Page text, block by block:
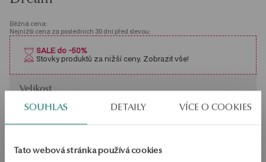
SOUHLAS DETAILY VÍCE O COOKIES
Tato webová stránka používá cookies
Běžná cena:
Nejnižší cena za posledních 30 dní před slevou:
SALE do -50%
Stovky produktů za nižší ceny. Zobrazit vše!
Velikost
47
PŘIDAT DO KOŠÍKU